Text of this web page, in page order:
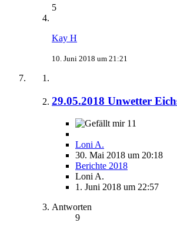
5
Kay H
10. Juni 2018 um 21:21
29.05.2018 Unwetter
11
Loni A.
30. Mai 2018 um 20:18
Berichte 2018
Loni A.
1. Juni 2018 um 22:57
Antworten
9